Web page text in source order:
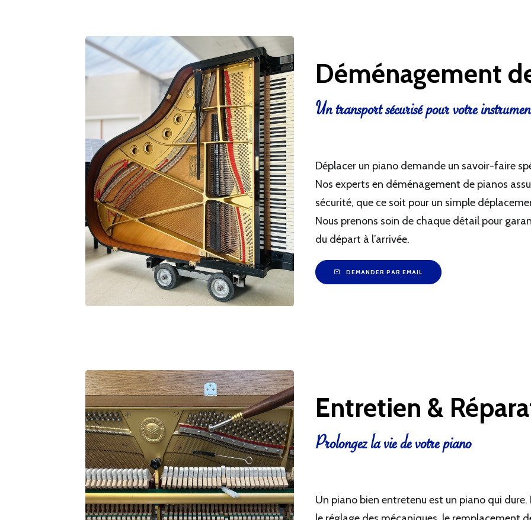
Déménagement
Un transport sécurisé pour votre
Déplacer un piano demande un savoir-faire
Nos experts en déménagement de pianos
sécurité, que ce soit pour un simple
Nous prenons soin de chaque détail pour
du départ à l’arrivée.
DEMANDER PAR EMAIL
Entretien &
Prolongez la vie de votre piano
Un piano bien entretenu est un piano qui dure.